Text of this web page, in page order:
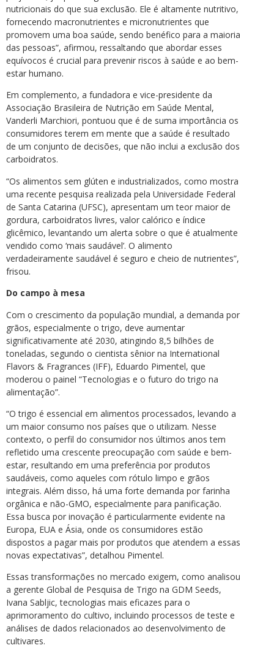
nutricionais do que sua exclusão. Ele é altamente nutritivo,
fornecendo macronutrientes e micronutrientes que
promovem uma boa saúde, sendo benéfico para a maioria
das pessoas”, afirmou, ressaltando que abordar esses
equívocos é crucial para prevenir riscos à saúde e ao bem-
estar humano.
Em complemento, a fundadora e vice-presidente da
Associação Brasileira de Nutrição em Saúde Mental,
Vanderli Marchiori, pontuou que é de suma importância os
consumidores terem em mente que a saúde é resultado
de um conjunto de decisões, que não inclui a exclusão dos
carboidratos.
“Os alimentos sem glúten e industrializados, como mostra
uma recente pesquisa realizada pela Universidade Federal
de Santa Catarina (UFSC), apresentam um teor maior de
gordura, carboidratos livres, valor calórico e índice
glicêmico, levantando um alerta sobre o que é atualmente
vendido como ‘mais saudável’. O alimento
verdadeiramente saudável é seguro e cheio de nutrientes”,
frisou.
Do campo à mesa
Com o crescimento da população mundial, a demanda por
grãos, especialmente o trigo, deve aumentar
significativamente até 2030, atingindo 8,5 bilhões de
toneladas, segundo o cientista sênior na International
Flavors & Fragrances (IFF), Eduardo Pimentel, que
moderou o painel “Tecnologias e o futuro do trigo na
alimentação”.
“O trigo é essencial em alimentos processados, levando a
um maior consumo nos países que o utilizam. Nesse
contexto, o perfil do consumidor nos últimos anos tem
refletido uma crescente preocupação com saúde e bem-
estar, resultando em uma preferência por produtos
saudáveis, como aqueles com rótulo limpo e grãos
integrais. Além disso, há uma forte demanda por farinha
orgânica e não-GMO, especialmente para panificação.
Essa busca por inovação é particularmente evidente na
Europa, EUA e Ásia, onde os consumidores estão
dispostos a pagar mais por produtos que atendem a essas
novas expectativas”, detalhou Pimentel.
Essas transformações no mercado exigem, como analisou
a gerente Global de Pesquisa de Trigo na GDM Seeds,
Ivana Sabljic, tecnologias mais eficazes para o
aprimoramento do cultivo, incluindo processos de teste e
análises de dados relacionados ao desenvolvimento de
cultivares.